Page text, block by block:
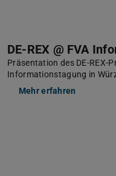
DE-REX @ FVA
Präsentation des DE-REX-
Informationstagung in
Mehr erfahren